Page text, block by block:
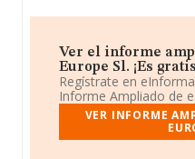
Ver el informe
Europe Sl. ¡Es
Regístrate en
Informe Ampliado de
VER INFORME